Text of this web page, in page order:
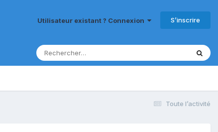
Utilisateur existant ? Connexion S’inscrire
Toute l’activité